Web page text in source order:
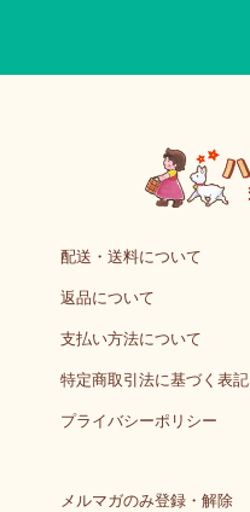
配送・送料について
返品について
支払い方法について
特定商取引法に基づく表記
プライバシーポリシー
メルマガのみ登録・解除